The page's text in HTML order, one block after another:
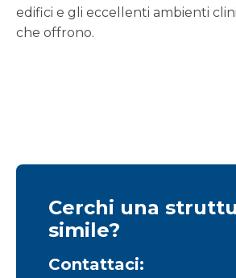
edifici e gli eccellenti ambienti
che offrono.
Cerchi una
simile?
Contattaci: